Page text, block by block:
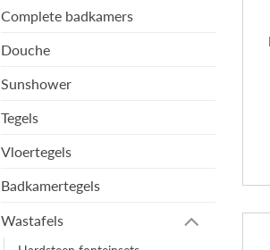
Complete badkamers
Douche
Sunshower
Tegels
Vloertegels
Badkamertegels
Wastafels